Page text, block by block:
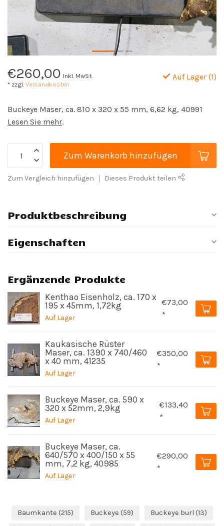
€260,00 Inkl. MwSt.
* zzgl. Versandkosten
Auf Lager (1)
Buckeye Maser, ca. 810 x 320 x 55 mm, 6,62 kg, 40991
Lesen Sie mehr.
Zum Warenkorb hinzufügen
Zum Vergleich hinzufügen Dieses Produkt teilen
Produktbeschreibung
Eigenschaften
Ergänzende Produkte
Kenthao Eisenholz, ca. 170 x
195 x 45mm, 1,72kg
Auf Lager
€73,00
*
Kaukasische Rüster
Maser, ca. 1390 x 740/460
x 40 mm, 41235
Auf Lager
€350,00
*
Buckeye Maser, ca. 590 x
320 x 52mm, 2,9kg
Auf Lager
€133,40
*
Buckeye Maser, ca.
640/570 x 400/150 x 55
mm, 7,2 kg, 40985
Auf Lager
€290,00
*
Baumkante (215) Buckeye (59) Buckeye burl (13)